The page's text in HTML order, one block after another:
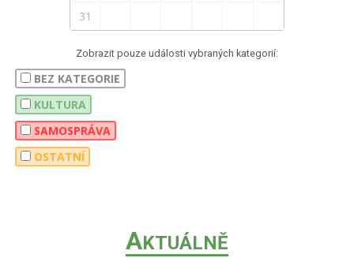
31
Zobrazit pouze události vybraných kategorií:
BEZ KATEGORIE
KULTURA
SAMOSPRÁVA
OSTATNÍ
AKTUÁLNĚ